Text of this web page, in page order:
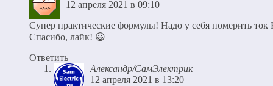
12 апреля 2021 в 09:10
Супер практические формулы! Надо у себя померить ток
Спасибо, лайк! 😃
Ответить
Александр/СамЭлектрик
12 апреля 2021 в 13:20